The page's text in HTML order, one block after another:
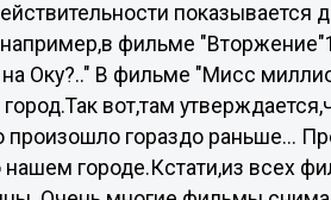
показывается
фильме
на Оку?.." В фильме "Мисс
вот,там
произошло гораздо раньше...
нашем городе.Кстати,из всех